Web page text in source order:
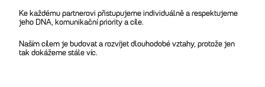
Ke každému partnerovi přistupujeme individuálně a respektujeme
jeho DNA, komunikační priority a cíle.
Naším cílem je budovat a rozvíjet dlouhodobé vztahy, protože jen
tak dokážeme stále víc.